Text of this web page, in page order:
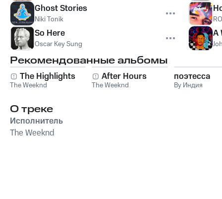
Ghost Stories
Niki Tonik
So Here
Oscar Key Sung
A
Рекомендованные альбомы
The Highlights
The Weeknd
After Hours
The Weeknd
поэтесса
By Индия
О треке
Исполнитель
The Weeknd